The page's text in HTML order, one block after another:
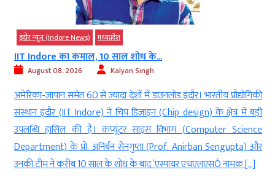
इंदौर न्यूज़ (Indore News) मध्‍यप्रदेश
IIT Indore का कमाल, 10 साल शोध के...
August 08, 2026 Kalyan Singh
अमेरिका-जापान समेत 60 से ज्यादा देशों में डाउनलोड इंदौर। भारतीय प्रौद्योगिकी
संस्थान इंदौर (IIT Indore) ने चिप डिजाइन (Chip design) के क्षेत्र में बड़ी
उपलब्धि हासिल की है। कंप्यूटर साइंस विभाग (Computer Science
Department) के प्रो. अनिर्बन सेनगुप्ता (Prof. Anirban Sengupta) और
उनकी टीम ने करीब 10 साल के शोध के बाद ‘एस्पायर एचएलएसÓ नामक […]